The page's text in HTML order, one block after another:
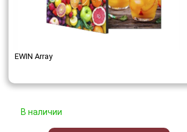
EWIN Array
В наличии